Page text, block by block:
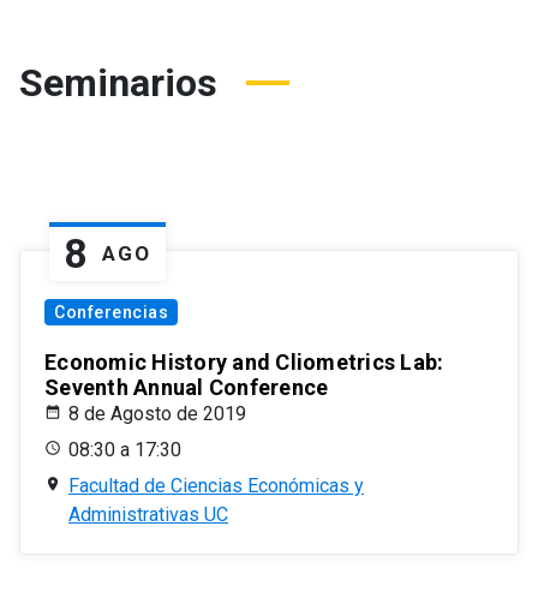
Seminarios
8 AGO
Conferencias
Economic History and Cliometrics Lab:
Seventh Annual Conference
8 de Agosto de 2019
08:30 a 17:30
Facultad de Ciencias Económicas y
Administrativas UC